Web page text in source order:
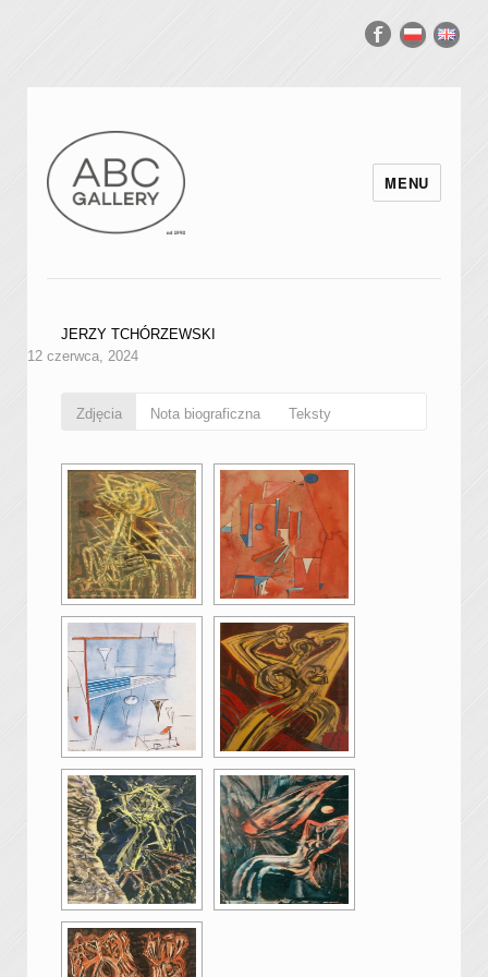
MENU
JERZY TCHÓRZEWSKI
12 czerwca, 2024
Zdjęcia Nota biograficzna Teksty